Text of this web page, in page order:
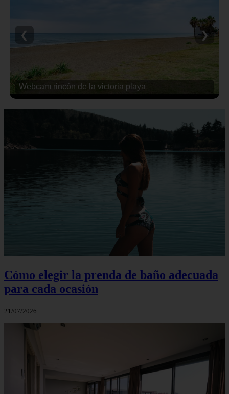
Webcam rincón de la victoria playa
❮ ❯
Cómo elegir la prenda de baño adecuada
para cada ocasión
21/07/2026